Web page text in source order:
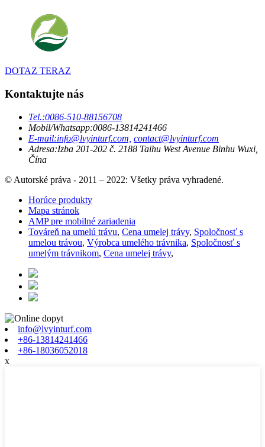
DOTAZ TERAZ
Kontaktujte nás
Tel.:0086-510-88156708
Mobil/Whatsapp:0086-13814241466
E-mail:info@lvyinturf.com, contact@lvyinturf.com
Adresa:Izba 201-202 č. 2188 Taihu West Avenue Binhu Wuxi,
Čína
© Autorské práva - 2011 – 2022: Všetky práva vyhradené.
Horúce produkty
Mapa stránok
AMP pre mobilné zariadenia
Továreň na umelú trávu, Cena umelej trávy, Spoločnosť s
umelou trávou, Výrobca umelého trávnika, Spoločnosť s
umelým trávnikom, Cena umelej trávy,
info@lvyinturf.com
+86-13814241466
+86-18036052018
x